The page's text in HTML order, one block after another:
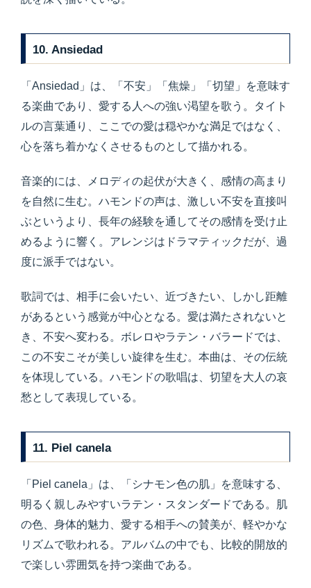
10. Ansiedad
「Ansiedad」は、「不安」「焦燥」「切望」を意味す
る楽曲であり、愛する人への強い渇望を歌う。タイト
ルの言葉通り、ここでの愛は穏やかな満足ではなく、
心を落ち着かなくさせるものとして描かれる。
音楽的には、メロディの起伏が大きく、感情の高まり
を自然に生む。ハモンドの声は、激しい不安を直接叫
ぶというより、長年の経験を通してその感情を受け止
めるように響く。アレンジはドラマティックだが、過
度に派手ではない。
歌詞では、相手に会いたい、近づきたい、しかし距離
があるという感覚が中心となる。愛は満たされないと
き、不安へ変わる。ボレロやラテン・バラードでは、
この不安こそが美しい旋律を生む。本曲は、その伝統
を体現している。ハモンドの歌唱は、切望を大人の哀
愁として表現している。
11. Piel canela
「Piel canela」は、「シナモン色の肌」を意味する、
明るく親しみやすいラテン・スタンダードである。肌
の色、身体的魅力、愛する相手への賛美が、軽やかな
リズムで歌われる。アルバムの中でも、比較的開放的
で楽しい雰囲気を持つ楽曲である。